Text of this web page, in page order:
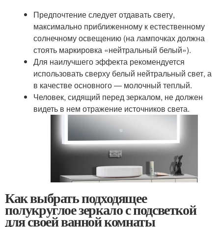
Предпочтение следует отдавать свету,
максимально приближенному к естественному
солнечному освещению (на лампочках должна
стоять маркировка «нейтральный белый»).
Для наилучшего эффекта рекомендуется
использовать сверху белый нейтральный свет, а
в качестве основного — молочный теплый.
Человек, сидящий перед зеркалом, не должен
видеть в нем отражение источников света.
Как выбрать подходящее
полукруглое зеркало с подсветкой
для своей ванной комнаты